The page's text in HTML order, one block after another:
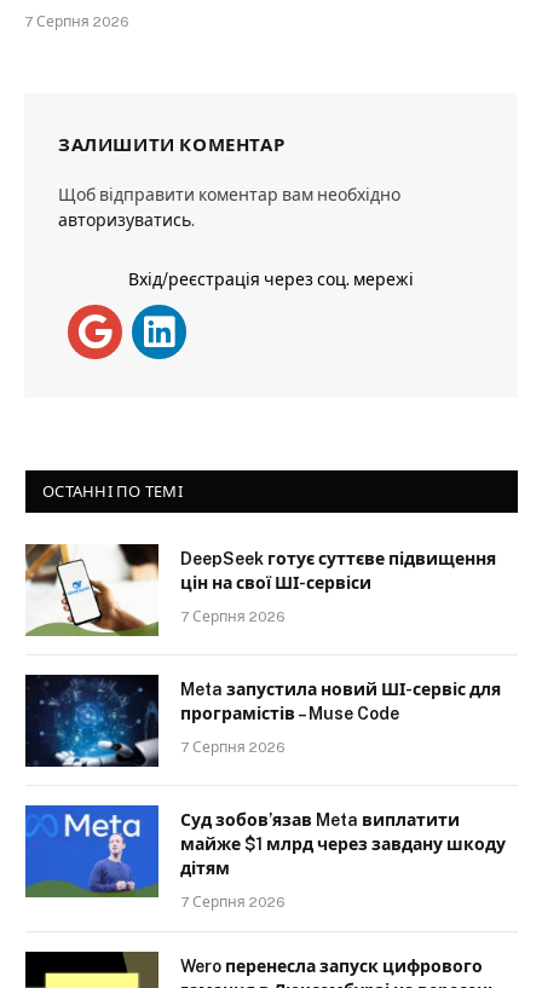
7 Серпня 2026
ЗАЛИШИТИ КОМЕНТАР
Щоб відправити коментар вам необхідно
авторизуватись.
Вхід/реєстрація через соц. мережі
ОСТАННІ ПО ТЕМІ
DeepSeek готує суттєве підвищення
цін на свої ШІ-сервіси
7 Серпня 2026
Meta запустила новий ШІ-сервіс для
програмістів – Muse Code
7 Серпня 2026
Суд зобов’язав Meta виплатити
майже $1 млрд через завдану шкоду
дітям
7 Серпня 2026
Wero перенесла запуск цифрового